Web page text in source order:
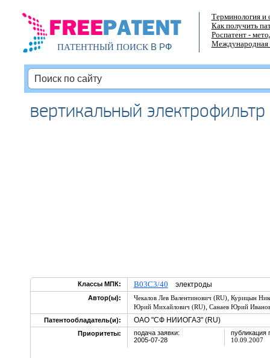
ПАТЕНТНЫЙ ПОИСКВ РФ
Терминология и
Как получить
Роспатент -
Международная
вертикальный электрофильтр
Классы МПК: B03C3/40 электроды
Автор(ы): Чекалов Лев Валентинович (RU), Курицын
Юрий Михайлович (RU), Санаев Юрий
Патентообладатель(и):
ОАО "СФ НИИОГАЗ" (RU)
Приоритеты:
подача заявки:
2005-07-28
публикация
10.09.2007